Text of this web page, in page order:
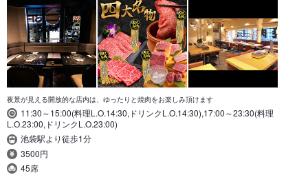
夜景が見える開放的な店内は、ゆったりと焼肉をお楽しみ頂けます
11:30～15:00(料理L.O.14:30,ドリンクL.O.14:30),17:00～23:30(料理
L.O.23:00,ドリンクL.O.23:00)
池袋駅より徒歩1分
3500円
45席